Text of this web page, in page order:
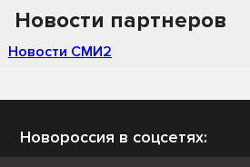
Новости партнеров
Новости СМИ2
Новороссия в соцсетях: